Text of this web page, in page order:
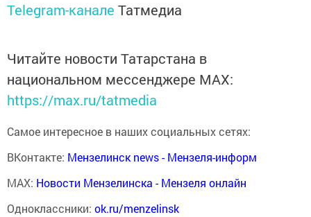
Telegram-канале Татмедиа
Читайте новости Татарстана в
национальном мессенджере MАХ:
https://max.ru/tatmedia
Самое интересное в наших социальных сетях:
ВКонтакте: Мензелинск news - Мензеля-информ
MAX: Новости Мензелинска - Мензеля онлайн
Одноклассники: ok.ru/menzelinsk